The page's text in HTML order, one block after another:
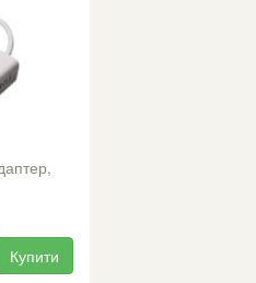
Купити